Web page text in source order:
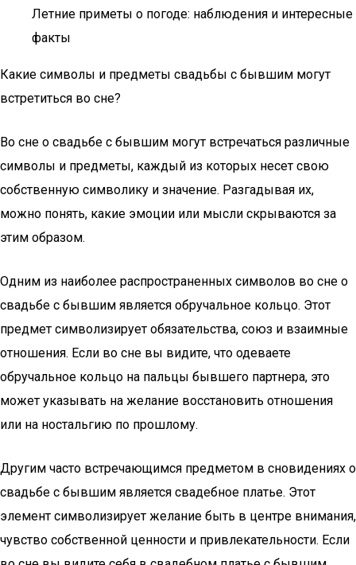
Летние приметы о погоде: наблюдения и интересные
факты
Какие символы и предметы свадьбы с бывшим могут
встретиться во сне?
Во сне о свадьбе с бывшим могут встречаться различные
символы и предметы, каждый из которых несет свою
собственную символику и значение. Разгадывая их,
можно понять, какие эмоции или мысли скрываются за
этим образом.
Одним из наиболее распространенных символов во сне о
свадьбе с бывшим является обручальное кольцо. Этот
предмет символизирует обязательства, союз и взаимные
отношения. Если во сне вы видите, что одеваете
обручальное кольцо на пальцы бывшего партнера, это
может указывать на желание восстановить отношения
или на ностальгию по прошлому.
Другим часто встречающимся предметом в сновидениях о
свадьбе с бывшим является свадебное платье. Этот
элемент символизирует желание быть в центре внимания,
чувство собственной ценности и привлекательности. Если